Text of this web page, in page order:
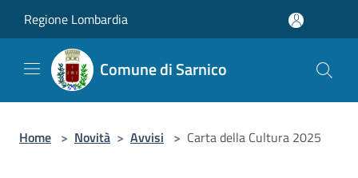
Regione Lombardia
Comune di Sarnico
Home > Novità > Avvisi > Carta della Cultura 2025